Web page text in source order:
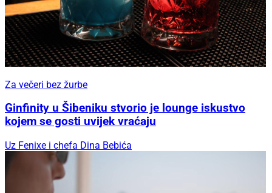
Za večeri bez žurbe
Ginfinity u Šibeniku stvorio je lounge iskustvo
kojem se gosti uvijek vraćaju
Uz Fenixe i chefa Dina Bebića